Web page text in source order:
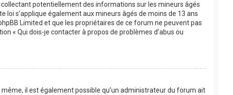
collectant potentiellement des informations sur les mineurs âgés
s’applique également aux mineurs âgés de moins de 13 ans
Limited et que les propriétaires de ce forum ne peuvent pas
« Qui dois-je contacter à propos de problèmes d’abus ou
même, il est également possible qu’un administrateur du forum ait